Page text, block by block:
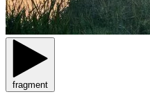
fragment